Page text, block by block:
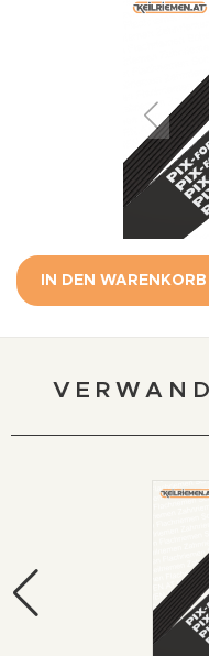
IN DEN WARENKORB